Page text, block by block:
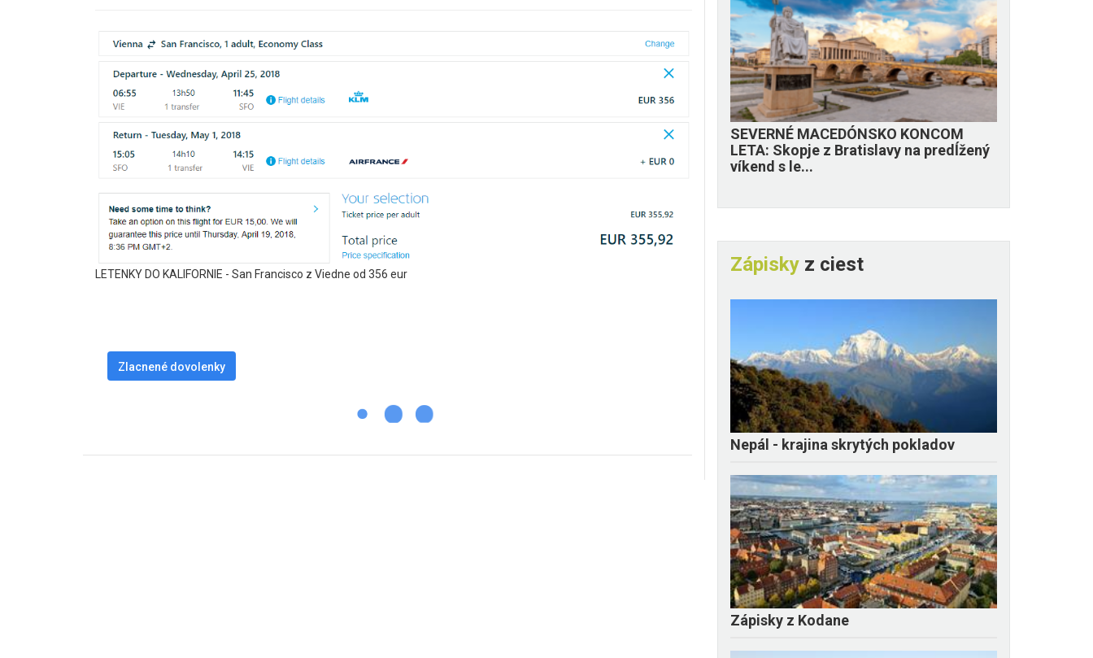
LETENKY DO KALIFORNIE - San Francisco z Viedne od 356 eur
Zlacnené dovolenky
SEVERNÉ MACEDÓNSKO KONCOM
LETA: Skopje z Bratislavy na predĺžený
víkend s le...
Zápisky z ciest
Nepál - krajina skrytých pokladov
Zápisky z Kodane